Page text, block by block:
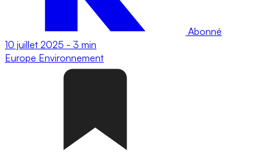
Abonné
10 juillet 2025 - 3 min
Europe Environnement